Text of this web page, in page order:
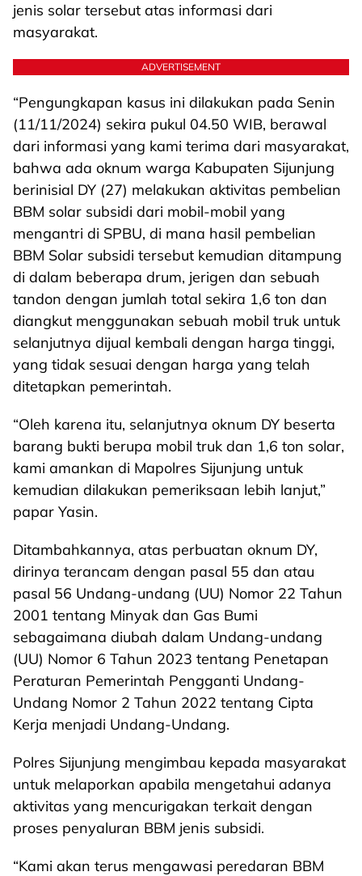
jenis solar tersebut atas informasi dari
masyarakat.
ADVERTISEMENT
“Pengungkapan kasus ini dilakukan pada Senin
(11/11/2024) sekira pukul 04.50 WIB, berawal
dari informasi yang kami terima dari masyarakat,
bahwa ada oknum warga Kabupaten Sijunjung
berinisial DY (27) melakukan aktivitas pembelian
BBM solar subsidi dari mobil-mobil yang
mengantri di SPBU, di mana hasil pembelian
BBM Solar subsidi tersebut kemudian ditampung
di dalam beberapa drum, jerigen dan sebuah
tandon dengan jumlah total sekira 1,6 ton dan
diangkut menggunakan sebuah mobil truk untuk
selanjutnya dijual kembali dengan harga tinggi,
yang tidak sesuai dengan harga yang telah
ditetapkan pemerintah.
“Oleh karena itu, selanjutnya oknum DY beserta
barang bukti berupa mobil truk dan 1,6 ton solar,
kami amankan di Mapolres Sijunjung untuk
kemudian dilakukan pemeriksaan lebih lanjut,”
papar Yasin.
Ditambahkannya, atas perbuatan oknum DY,
dirinya terancam dengan pasal 55 dan atau
pasal 56 Undang-undang (UU) Nomor 22 Tahun
2001 tentang Minyak dan Gas Bumi
sebagaimana diubah dalam Undang-undang
(UU) Nomor 6 Tahun 2023 tentang Penetapan
Peraturan Pemerintah Pengganti Undang-
Undang Nomor 2 Tahun 2022 tentang Cipta
Kerja menjadi Undang-Undang.
Polres Sijunjung mengimbau kepada masyarakat
untuk melaporkan apabila mengetahui adanya
aktivitas yang mencurigakan terkait dengan
proses penyaluran BBM jenis subsidi.
“Kami akan terus mengawasi peredaran BBM